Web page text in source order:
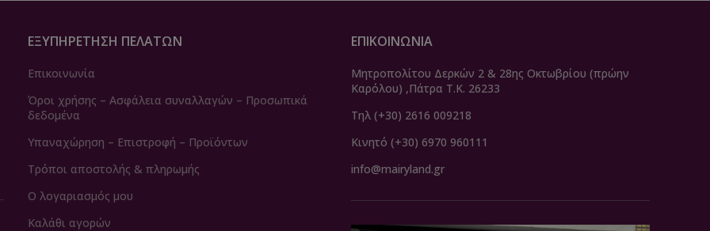
ΕΞΥΠΗΡΈΤΗΣΗ ΠΕΛΑΤΏΝ
Επικοινωνία
Όροι χρήσης – Ασφάλεια συναλλαγών – Προσωπικά
δεδομένα
Υπαναχώρηση – Επιστροφή – Προϊόντων
Τρόποι αποστολής & πληρωμής
Ο λογαριασμός μου
Καλάθι αγορών
ΕΠΙΚΟΙΝΩΝΙΑ
Μητροπολίτου Δερκών 2 & 28ης Οκτωβρίου (πρώην
Καρόλου) ,Πάτρα Τ.Κ. 26233
Τηλ (+30) 2616 009218
Κινητό (+30) 6970 960111
info@mairyland.gr